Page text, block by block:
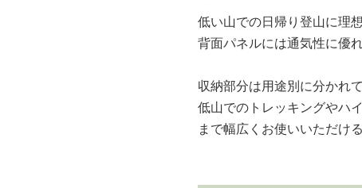
低い山での日帰り登山に理
背面パネルには通気性に優
収納部分は用途別に分かれ
低山でのトレッキングやハ
まで幅広くお使いいただけ